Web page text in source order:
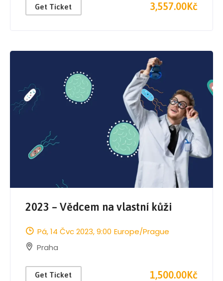
Get Ticket 3,557.00Kč
2023 – Vědcem na vlastní kůži
Pá, 14 Čvc 2023, 9:00 Europe/Prague
Praha
Get Ticket 1,500.00Kč